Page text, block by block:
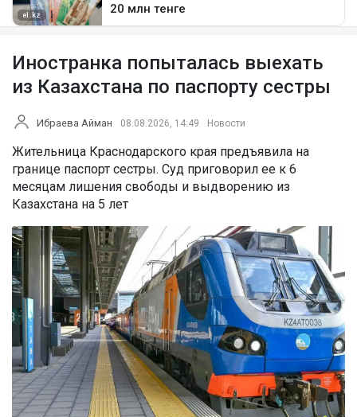
Иностранка попыталась выехать
из Казахстана по паспорту сестры
Ибраева Айман 08.08.2026, 14:49 Новости
Жительница Краснодарского края предъявила на
границе паспорт сестры. Суд приговорил ее к 6
месяцам лишения свободы и выдворению из
Казахстана на 5 лет